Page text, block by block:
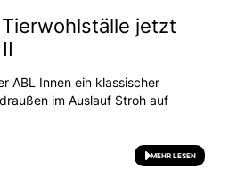
jetzt
ABL Innen ein klassischer
im Auslauf Stroh auf
MEHR LESEN